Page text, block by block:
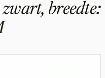
breedte: